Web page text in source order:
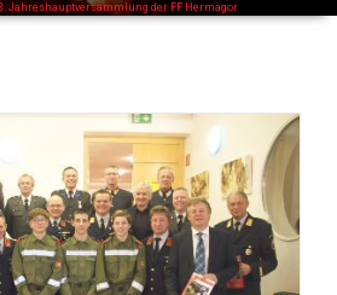
Jahreshauptversammlung der FF Hermagor